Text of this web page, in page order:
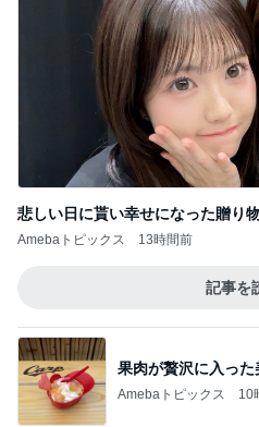
悲しい日に貰い幸せになった贈り
Amebaトピックス 13時間前
記事を
果肉が贅沢に入っ
Amebaトピックス 10